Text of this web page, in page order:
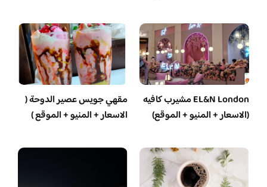
EL&N London مشيرب كافيه
(الاسعار + المنيو + الموقع)
مقهي جويس عصير الدوحة (
الاسعار + المنيو + الموقع )